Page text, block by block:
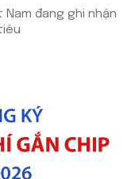
đang ghi nhận